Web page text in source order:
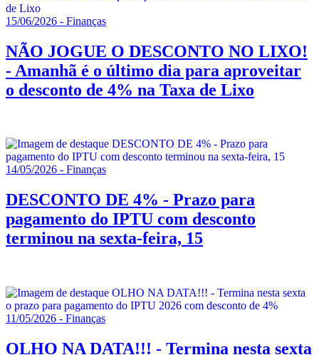
15/06/2026 - Finanças
NÃO JOGUE O DESCONTO NO LIXO!
- Amanhã é o último dia para aproveitar
o desconto de 4% na Taxa de Lixo
14/05/2026 - Finanças
DESCONTO DE 4% - Prazo para
pagamento do IPTU com desconto
terminou na sexta-feira, 15
11/05/2026 - Finanças
OLHO NA DATA!!! - Termina nesta sexta